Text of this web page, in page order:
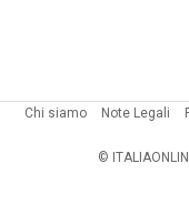
Chi siamo Note Legali
©